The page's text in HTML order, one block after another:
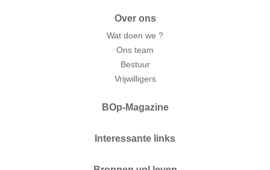
Over ons
Wat doen we ?
Ons team
Bestuur
Vrijwilligers
BOp-Magazine
Interessante links